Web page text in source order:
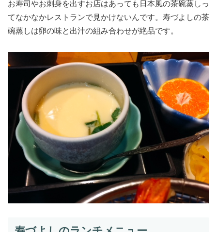
お寿司やお刺身を出すお店はあっても日本風の茶碗蒸しっ
てなかなかレストランで見かけないんです。寿づよしの茶
碗蒸しは卵の味と出汁の組み合わせが絶品です。